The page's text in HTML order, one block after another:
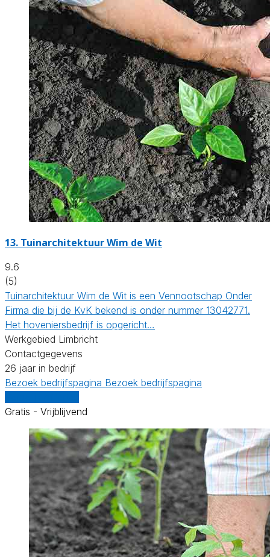
13. Tuinarchitektuur Wim de Wit
9.6
(5)
Tuinarchitektuur Wim de Wit is een Vennootschap Onder
Firma die bij de KvK bekend is onder nummer 13042771.
Het hoveniersbedrijf is opgericht…
Werkgebied Limbricht
Contactgegevens
26 jaar in bedrijf
Bezoek bedrijfspagina Bezoek bedrijfspagina
Gratis - Vrijblijvend